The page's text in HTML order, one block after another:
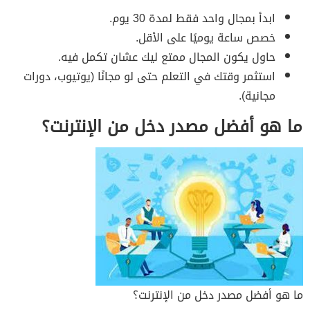
ابدأ بمجال واحد فقط لمدة 30 يوم.
خصص ساعة يوميًا على الأقل.
حاول يكون المجال ممتع ليك عشان تكمل فيه.
استثمر وقتك في التعلم حتى لو مجانًا (يوتيوب، دورات
مجانية).
ما هو أفضل مصدر دخل من الإنترنت؟
ما هو أفضل مصدر دخل من الإنترنت؟